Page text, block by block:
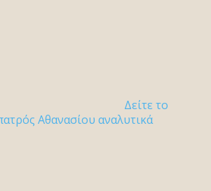
Δείτε το
Αθανασίου αναλυτικά